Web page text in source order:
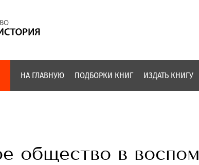
НА ГЛАВНУЮ ПОДБОРКИ КНИГ ИЗДАТЬ КНИГУ
общество в